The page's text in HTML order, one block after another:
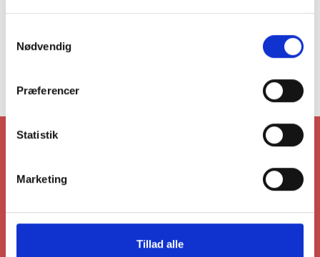
Nødvendig
Præferencer
Statistik
Marketing
Tillad alle
TRAIN - SWEAT - ONE